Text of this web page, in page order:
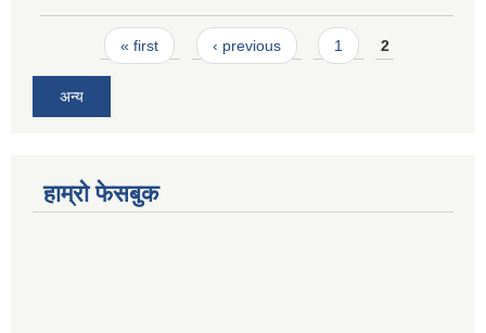
Pages« first ‹ previous 1 2
अन्य
हाम्रो फेसबुक